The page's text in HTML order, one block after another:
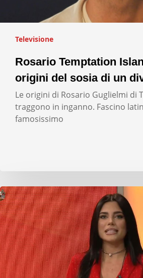
Televisione
Rosario Temptation
origini del sosia di un
Le origini di Rosario Guglielmi di
traggono in inganno. Fascino
famosissimo